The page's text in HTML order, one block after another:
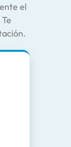
el